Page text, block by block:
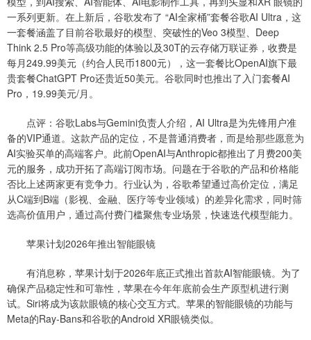
一系列更新。在上新后，谷歌发布了 “AI全家桶”套餐谷歌AI Ultra，这
一套餐涵盖了目前谷歌最好的模型、突破性的Veo 3模型、Deep
Think 2.5 Pro等高级功能的体验以及30T的云存储万联证券，收费是
每月249.99美元（约合人民币1800元），这一套餐比OpenAI旗下最
贵套餐ChatGPT Pro还贵近50美元。谷歌同时也推出了入门套餐AI
Pro，19.99美元/月。
点评：谷歌Labs与Gemini负责人介绍，AI Ultra是为先锋用户准
备的VIP通道。这款产品的定位，不是普通消费者，而是给那些愿意为
AI实验买单的高端客户。此前OpenAI与Anthropic都推出了月费200美
元的服务，成功开拓了高端订阅市场。问题在于谷歌的产品和价格能
否比上述两家更有竞争力。行业认为，谷歌希望通过高价定位，满足
从C端到B端（影视、金融、医疗等专业领域）的差异化需求，同时筛
选高价值用户，通过高付费门槛聚焦专业场景，快速迭代模型能力。
苹果计划2026年推出智能眼镜
有消息称，苹果计划于2026年底正式推出首款AI智能眼镜。为了
确保产品稳定性和可靠性，苹果在今年年底前会生产原型机进行测
试。Siri将成为该款眼镜的核心交互方式。苹果的智能眼镜的功能与
Meta的Ray-Bans和谷歌的Android XR眼镜类似。